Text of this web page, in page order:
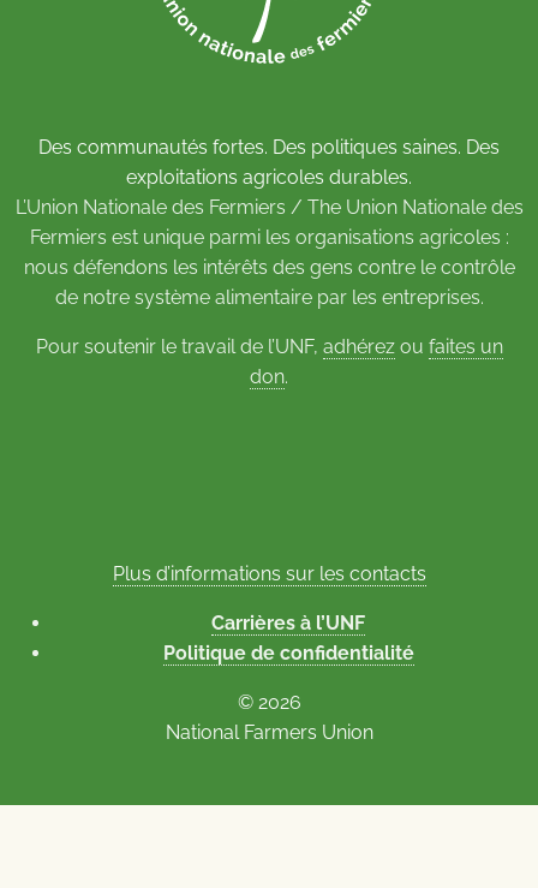
Des communautés fortes. Des politiques saines. Des
exploitations agricoles durables.
L’Union Nationale des Fermiers / The Union Nationale des
Fermiers est unique parmi les organisations agricoles :
nous défendons les intérêts des gens contre le contrôle
de notre système alimentaire par les entreprises.
Pour soutenir le travail de l’UNF, adhérezou faites un
don.
Plus d’informations sur les contacts
Carrières à l’UNF
Politique de confidentialité
© 2026
National Farmers Union